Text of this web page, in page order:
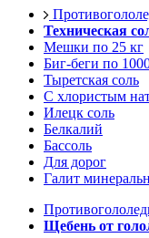
Техническая
Мешки по 25 кг
Биг-беги по
Тыретская соль
С хлористым
Илецк соль
Белкалий
Бассоль
Для дорог
Галит
Щебень от